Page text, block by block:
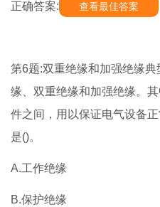
正确答案: 查看最佳答案
第6题:双重绝缘和加强绝缘
缘、双重绝缘和加强绝缘。
件之间，用以保证电气设备
是()。
A.工作绝缘
B.保护绝缘